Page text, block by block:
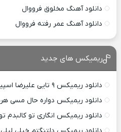
دانلود آهنگ مخلوق فرووال
دانلود آهنگ عمر رفته فرووال
ریمیکس های جدید
دانلود ریمیکس ۹ تایی علیرضا اسپید
دانلود ریمیکس دواره حال مسی
دانلود ریمیکس انگاری تو کالبدم